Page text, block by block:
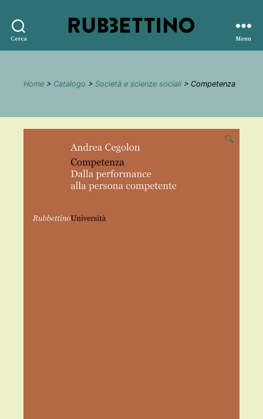
Cerca
editore
Menu
Home > Catalogo > Società e scienze sociali > Competenza
🔍